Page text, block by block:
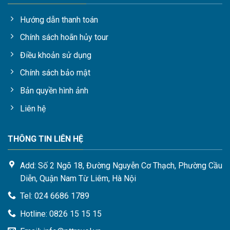
2. Du lịch Đà Lạt nên đi vào thời gian nào
Thời tiết Đà Lạt chia làm 2 mùa là mùa mưa và mùa khô. Mùa
mưa kéo dài từ tháng 7 đến giữa tháng 11 và mùa khô từ
giữa tháng 11 đến tháng 6 năm sau. Vào mùa mưa, hầu như
Đà Lạt ngày nào cũng đón những cơn mưa lớn nhỏ kéo dài,
khiến cho mặt đất ẩm ướt và hoạt động của con người bị trì
Hướng dẫn thanh toán
Chính sách hoãn hủy tour
Điều khoản sử dụng
Chính sách bảo mật
Bản quyền hình ảnh
Liên hệ
THÔNG TIN LIÊN HỆ
Add: Số 2 Ngõ 18, Đường Nguyễn Cơ Thạch, Phường Cầu
Diễn, Quận Nam Từ Liêm, Hà Nội
Tel: 024 6686 1789
Hotline: 0826 15 15 15